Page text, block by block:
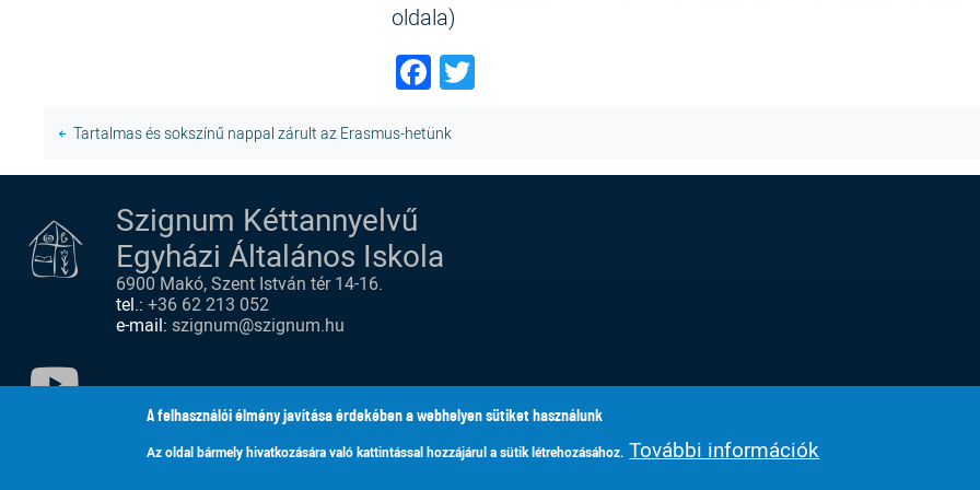
oldala)
Facebook
Tartalmas és sokszínű nappal zárult az Erasmus-hetünk
Szignum Kéttannyelvű
Egyházi Általános Iskola
6900 Makó, Szent István tér 14-16.
tel.: +36 62 213 052
e-mail: szignum@szignum.hu
© Szignum Kéttannyelvű Egyházi Általános Iskola, Makó, 2019-2026
A felhasználói élmény javítása érdekében a webhelyen sütiket használunk
Az oldal bármely hivatkozására való kattintással hozzájárul a sütik létrehozásához. További információk